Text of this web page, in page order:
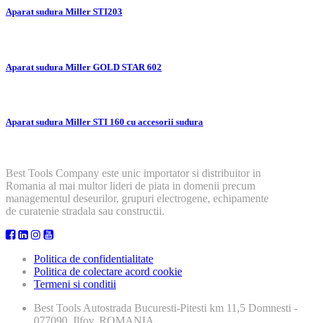
Aparat sudura Miller STI203
Aparat sudura Miller GOLD STAR 602
Aparat sudura Miller STI 160 cu accesorii sudura
Best Tools Company este unic importator si distribuitor in
Romania al mai multor lideri de piata in domenii precum
managementul deseurilor, grupuri electrogene, echipamente
de curatenie stradala sau constructii.
Politica de confidentialitate
Politica de colectare acord cookie
Termeni si conditii
Best Tools Autostrada Bucuresti-Pitesti km 11,5 Domnesti -